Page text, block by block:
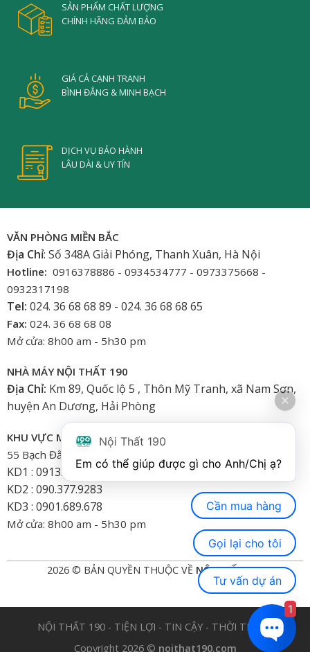
SẢN PHẨM CHẤT LƯỢNG
CHÍNH HÃNG ĐẢM BẢO
GIÁ CẢ CẠNH TRANH
BÌNH ĐẲNG & MINH BẠCH
DỊCH VỤ BẢO HÀNH
LÂU DÀI & UY TÍN
VĂN PHÒNG MIỀN BẮC
Địa Chỉ: Số 348A Giải Phóng, Thanh Xuân, Hà Nội
Hotline: 0916378886 - 0934534777 - 0973375668 -
0932317198
Tel: 024. 36 68 68 89 - 024. 36 68 68 65
Fax: 024. 36 68 68 08
Mở cửa: 8h00 am - 5h30 pm
NHÀ MÁY NỘI THẤT 190
Địa Chỉ: Km 89, Quốc lộ 5 , Thôn Mỹ Tranh, xã Nam Sơn,
huyện An Dương, Hải Phòng
KHU VỰC MIỀN NAM
55 Bạch Đằng, Phường 15, Bình Thạnh-HCM
KD1 : 0913.922.926
KD2 : 090.377.9283
KD3 : 0901.689.678
Mở cửa: 8h00 am - 5h30 pm
2026 © BẢN QUYỀN THUỘC VỀ NỘI THẤT 190
NỘI THẤT 190 - TIỆN LỢI - TIN CẬY - THỜI TRANG
Copyright 2026 © noithat190.com
Nội Thất 190
Cần mua hàng
Gọi lại cho tôi
Tư vấn dự án
1